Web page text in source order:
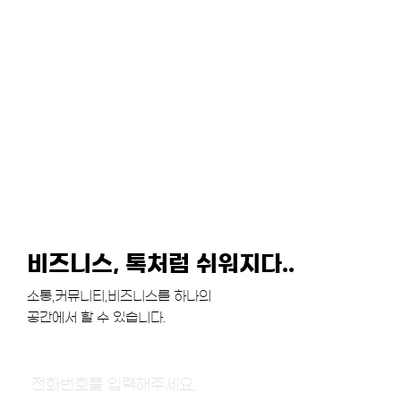
비즈니스, 톡처럼 쉬워지다..
소통,커뮤니티,비즈니스를 하나의
공간에서 할 수 있습니다.